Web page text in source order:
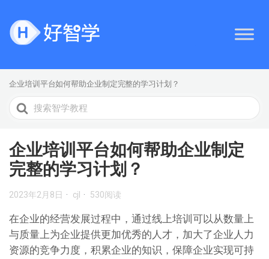
企业培训平台如何帮助企业制定完整的学习计划？
搜
索
企业培训平台如何帮助企业制定
完整的学习计划？
2023年2月8日 cjl 530阅读
在企业的经营发展过程中，通过线上培训可以从数量上
与质量上为企业提供更加优秀的人才，加大了企业人力
资源的竞争力度，积累企业的知识，保障企业实现可持